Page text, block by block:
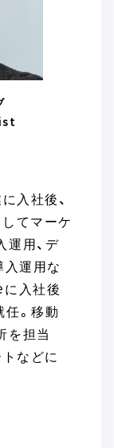
入社後、
てマーケ
運用、デ
入運用な
入社後
。移動
を担当
などに